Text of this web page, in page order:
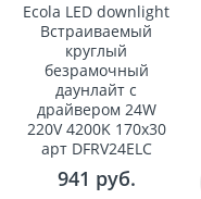
Ecola LED downlight
Встраиваемый
круглый
безрамочный
даунлайт с
драйвером 24W
220V 4200K 170x30
арт DFRV24ELC
941 руб.